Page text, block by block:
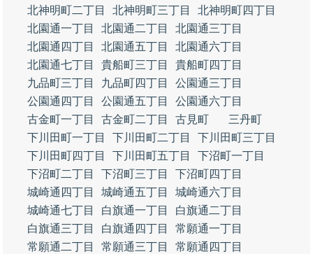
北神明町二丁目
北神明町三丁目
北神明町四丁目
北園通一丁目
北園通二丁目
北園通三丁目
北園通四丁目
北園通五丁目
北園通六丁目
北園通七丁目
貴船町三丁目
貴船町四丁目
九品町三丁目
九品町四丁目
公園通三丁目
公園通四丁目
公園通五丁目
公園通六丁目
古金町一丁目
古金町二丁目 古見町
三丹町
下川田町一丁目
下川田町二丁目
下川田町三丁目
下川田町四丁目
下川田町五丁目
下沼町一丁目
下沼町二丁目
下沼町三丁目
下沼町四丁目
城崎通四丁目
城崎通五丁目
城崎通六丁目
城崎通七丁目
白旗通一丁目
白旗通二丁目
白旗通三丁目
白旗通四丁目
常願通一丁目
常願通二丁目
常願通三丁目
常願通四丁目